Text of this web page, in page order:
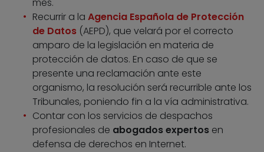
mes.
Recurrir a la Agencia Española de Protección
de Datos (AEPD), que velará por el correcto
amparo de la legislación en materia de
protección de datos. En caso de que se
presente una reclamación ante este
organismo, la resolución será recurrible ante los
Tribunales, poniendo fin a la vía administrativa.
Contar con los servicios de despachos
profesionales de abogados expertos en
defensa de derechos en Internet.